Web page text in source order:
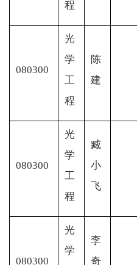
程
080300
光
学
工
程
陈
建
080300
光
学
工
程
臧
小
飞
080300
光
学
李
奇